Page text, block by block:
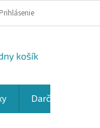
Prihlásenie
košík
Darčekové